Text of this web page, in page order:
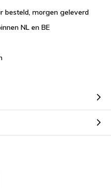
besteld, morgen geleverd
NL en BE